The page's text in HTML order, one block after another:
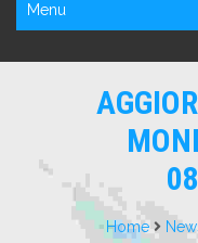
Menu
Home